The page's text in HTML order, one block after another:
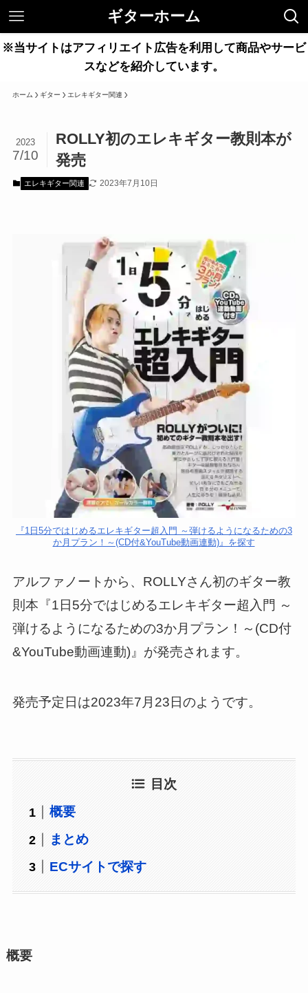
ギターホーム
※当サイトはアフィリエイト広告を利用して商品やサービ
スなどを紹介しています。
ホーム ギター エレキギター関連
ROLLY初のエレキギター教則本が
発売
2023
7/10
エレキギター関連 2023年7月10日
『1日5分ではじめるエレキギター超入門 ～弾けるようになるための3
か月プラン！～(CD付&YouTube動画連動)』を探す
アルファノートから、ROLLYさん初のギター教
則本『1日5分ではじめるエレキギター超入門 ～
弾けるようになるための3か月プラン！～(CD付
&YouTube動画連動)』が発売されます。‎
発売予定日は2023年7月23日のようです。
目次
概要
まとめ
ECサイトで探す
概要